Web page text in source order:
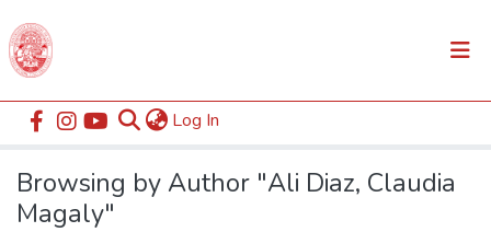
Log In
Communities & Collections
All of DSpace
Home Browse by Author
Browsing by Author "Ali Diaz, Claudia
Magaly"